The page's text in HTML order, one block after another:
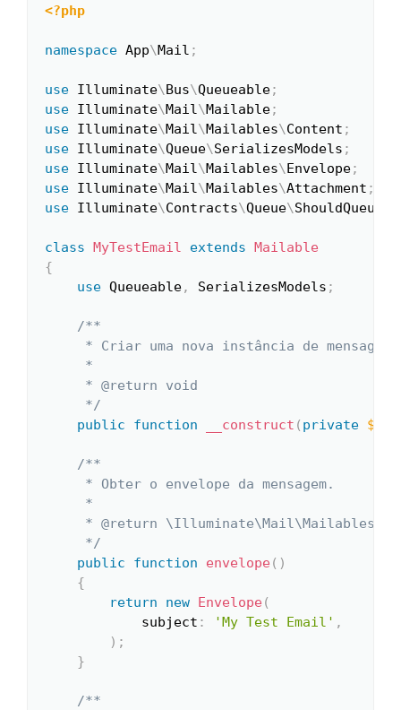
<?php
namespace App\Mail ;
use Illuminate\Bus\Queueable;
use Illuminate\Mail \Mailable;
use Illuminate\Mail \Mailables\Content ;
use Illuminate\Queue\SerializesModels ;
use Illuminate\Mail \Mailables\Envelope;
use Illuminate\Mail \Mailables\Attachment ;
use Illuminate\Contracts\Queue\ShouldQueue
class MyTestEmail extends Mailable
{
use Queueable, SerializesModels ;
/**
     * Criar uma nova instância de mensagem.
     *
     * @return void
     */
public
function __construct ( private
/**
     * Obter o envelope da mensagem.
     *
* @return
     */
public
function envelope( )
{
return
new Envelope(
subject : 'My Test Email' ,
) ;
}
/**